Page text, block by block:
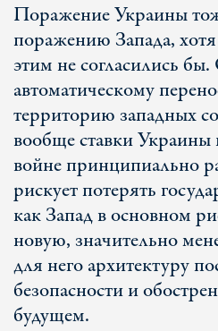
Поражение Украины
поражению Запада,
этим не согласились
автоматическому
территорию западных
вообще ставки Украины
войне принципиально
рискует потерять
как Запад в основном
новую, значительно
для него архитектуру
безопасности и
будущем.